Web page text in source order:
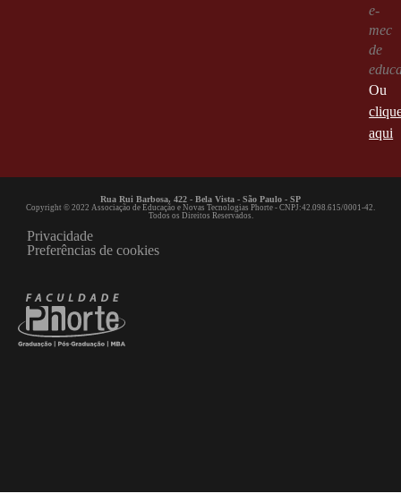
e-
mec
de
Ou
aqui
Rua Rui Barbosa, 422 - Bela Vista - São Paulo - SP
Copyright © 2022 Associação de Educação e Novas Tecnologias Phorte - CNPJ:42.098.615/0001-42.
Todos os Direitos Reservados.
Privacidade
Preferências de cookies